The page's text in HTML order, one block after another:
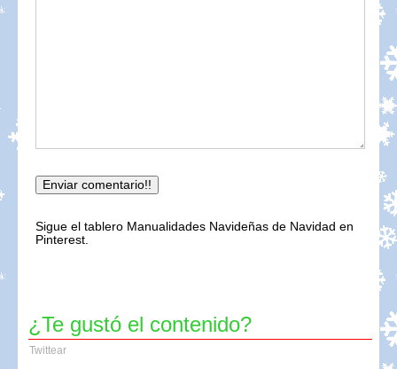
Sigue el tablero Manualidades Navideñas de Navidad en
Pinterest.
¿Te gustó el contenido?
Twittear